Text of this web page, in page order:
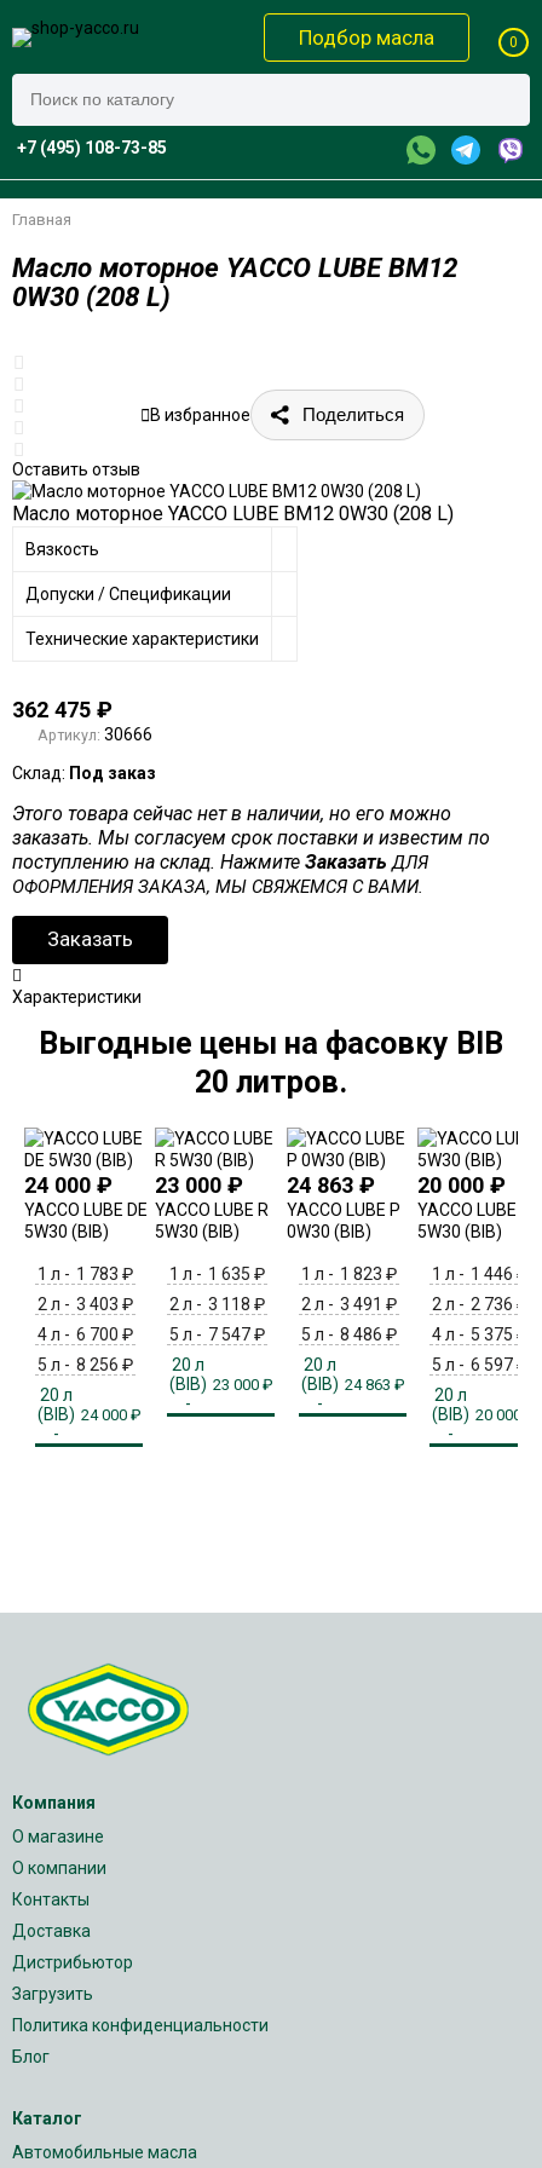
Подбор масла 0
+7 (495) 108-73-85
Главная
Масло моторное YACCO LUBE BM12
0W30 (208 L)
Оставить отзыв
В избранное Поделиться
Масло моторное YACCO LUBE BM12 0W30 (208 L)
Вязкость
Допуски / Спецификации
Технические характеристики
362 475 ₽
Артикул: 30666
Склад: Под заказ
Этого товара сейчас нет в наличии, но его можно
заказать. Мы согласуем срок поставки и известим по
поступлению на склад. Нажмите Заказать ДЛЯ
ОФОРМЛЕНИЯ ЗАКАЗА, МЫ СВЯЖЕМСЯ С ВАМИ.
Заказать
Характеристики
Выгодные цены на фасовку BIB
20 литров.
24 000 ₽
YACCO LUBE DE
5W30 (BIB)
1 л - 1 783 ₽
2 л - 3 403 ₽
4 л - 6 700 ₽
5 л - 8 256 ₽
20 л
(BIB)
-
24 000 ₽
23 000₽
YACCO LUBE R
5W30 (BIB)
1 л - 1 635 ₽
2 л - 3 118 ₽
5 л - 7 547₽
20 л
(BIB)
-
23 000 ₽
24 863 ₽
YACCO LUBE P
0W30 (BIB)
1 л - 1 823 ₽
2 л - 3 491 ₽
5 л - 8 486 ₽
20 л
(BIB)
-
24 863 ₽
20 000₽
YACCO LUBE F
5W30 (BIB)
1 л - 1 446 ₽
2 л - 2 736 ₽
4 л - 5 375 ₽
5 л - 6 597₽
20 л
(BIB)
-
20 000
Компания
О магазине
О компании
Контакты
Доставка
Дистрибьютор
Загрузить
Политика конфиденциальности
Блог
Каталог
Автомобильные масла